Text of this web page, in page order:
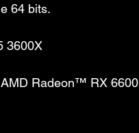
64 bits.
3600X
Radeon™ RX 6600